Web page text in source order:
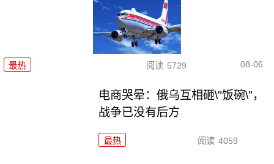
最热 阅读 5729 08-06
电商哭晕：俄乌互相砸\"饭碗\"，
战争已没有后方
最热 阅读 4059